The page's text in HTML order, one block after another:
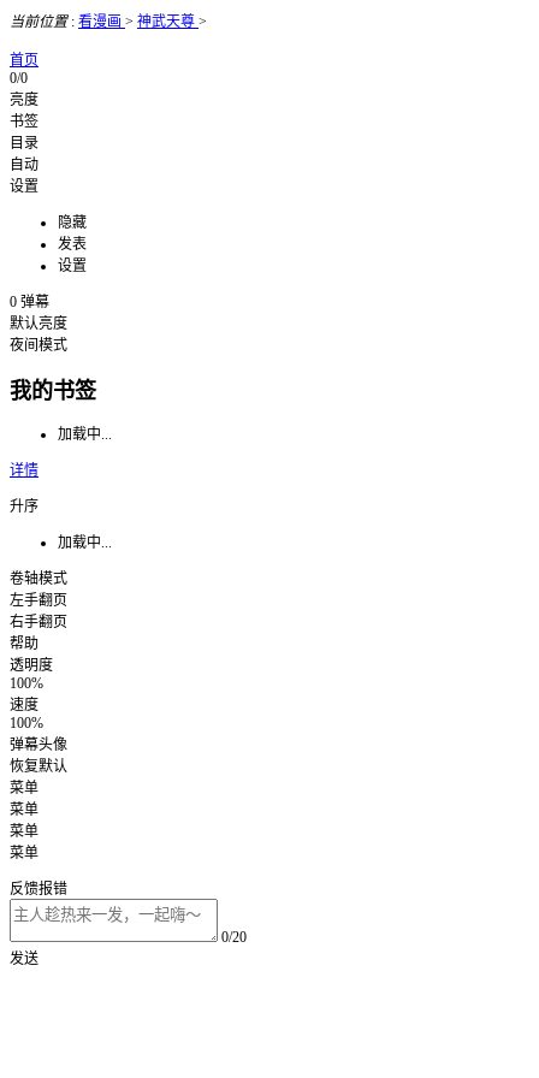
当前位置: 看漫画 > 神武天尊 >
首页
0/0
亮度
书签
目录
自动
设置
隐藏
发表
设置
0 弹幕
默认亮度
夜间模式
我的书签
加载中...
详情
升序
加载中...
卷轴模式
左手翻页
右手翻页
帮助
透明度
100%
速度
100%
弹幕头像
恢复默认
菜单
菜单
菜单
菜单
反馈报错
0/20
发送